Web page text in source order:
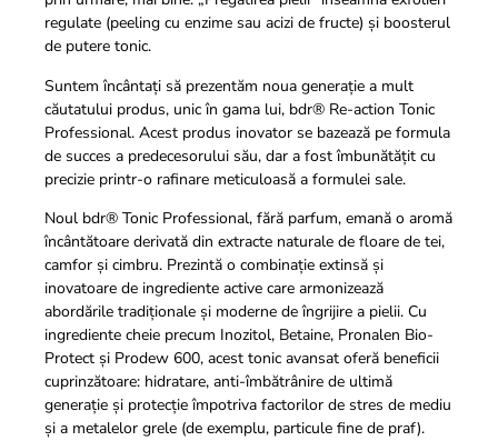
regulate (peeling cu enzime sau acizi de fructe) și boosterul
de putere tonic.
Suntem încântați să prezentăm noua generație a mult
căutatului produs, unic în gama lui, bdr® Re-action Tonic
Professional. Acest produs inovator se bazează pe formula
de succes a predecesorului său, dar a fost îmbunătățit cu
precizie printr-o rafinare meticuloasă a formulei sale.
Noul bdr® Tonic Professional, fără parfum, emană o aromă
încântătoare derivată din extracte naturale de floare de tei,
camfor și cimbru. Prezintă o combinație extinsă și
inovatoare de ingrediente active care armonizează
abordările tradiționale și moderne de îngrijire a pielii. Cu
ingrediente cheie precum Inozitol, Betaine, Pronalen Bio-
Protect și Prodew 600, acest tonic avansat oferă beneficii
cuprinzătoare: hidratare, anti-îmbătrânire de ultimă
generație și protecție împotriva factorilor de stres de mediu
și a metalelor grele (de exemplu, particule fine de praf).